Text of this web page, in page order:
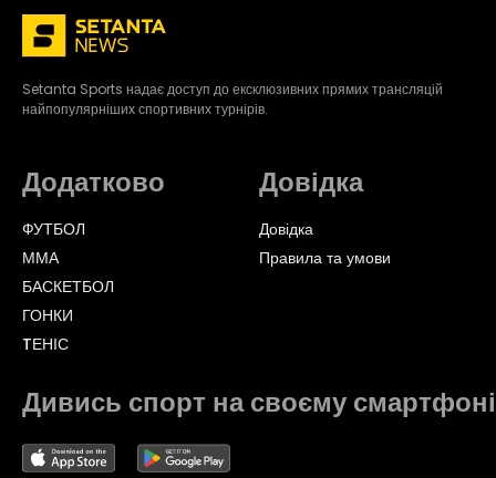
Setanta Sports надає доступ до ексклюзивних прямих трансляцій
найпопулярніших спортивних турнірів.
Додатково
ФУТБОЛ
ММА
БАСКЕТБОЛ
ГОНКИ
TЕНІС
Довідка
Довідка
Правила та умови
Дивись спорт на своєму смартфоні